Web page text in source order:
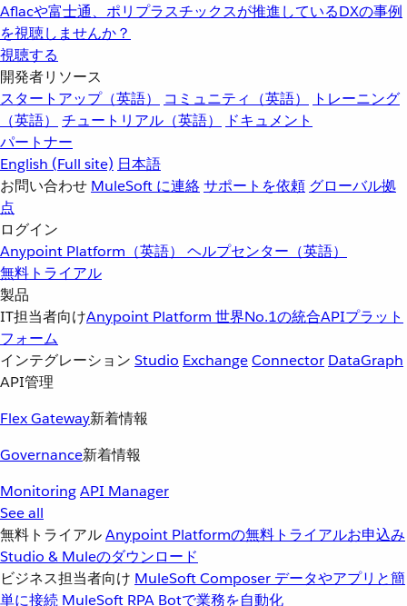
Aflacや富士通、ポリプラスチックスが推進しているDXの事例
を視聴しませんか？
視聴する
開発者リソース
スタートアップ（英語）
コミュニティ（英語）
トレーニング
（英語）
チュートリアル（英語）
ドキュメント
パートナー
English (Full site) 日本語
お問い合わせ MuleSoft に連絡サポートを依頼 グローバル拠
点
ログイン
Anypoint Platform（英語） ヘルプセンター（英語）
無料トライアル
製品
IT担当者向けAnypoint Platform 世界No.1の統合APIプラット
フォーム
インテグレーション Studio ExchangeConnector DataGraph
API管理
Flex Gateway新着情報
Governance新着情報
MonitoringAPI Manager
See all
無料トライアルAnypoint Platformの無料トライアルお申込み
Studio & Muleのダウンロード
ビジネス担当者向け MuleSoft Composer データやアプリと簡
単に接続 MuleSoft RPA Botで業務を自動化